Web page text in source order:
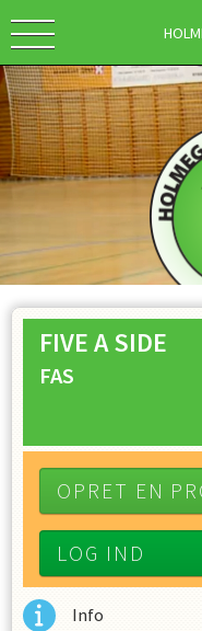
Velkommen til
FIVE A SIDE
FAS
OPRET EN
LOG IND
Info